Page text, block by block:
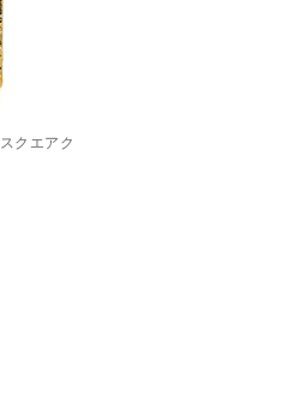
クエアク